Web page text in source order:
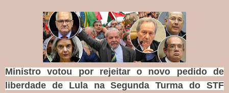
Ministro votou por rejeitar o novo pedido de
liberdade de Lula na Segunda Turma do STF